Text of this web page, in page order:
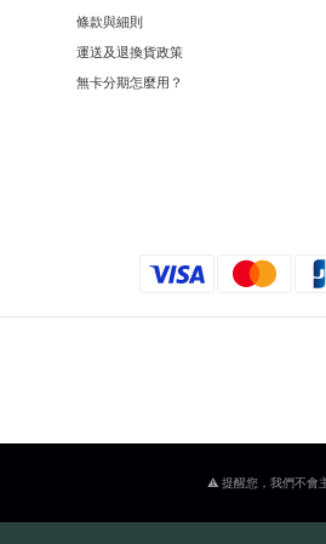
條款與細則
運送及退換貨政策
無卡分期怎麼用？
⚠️ 提醒您，我們不會